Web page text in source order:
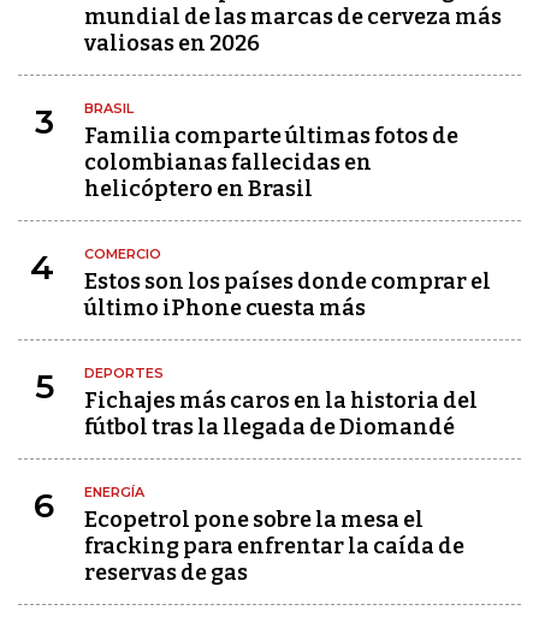
mundial de las marcas de cerveza más
valiosas en 2026
3 BRASIL
Familia comparte últimas fotos de
colombianas fallecidas en
helicóptero en Brasil
4 COMERCIO
Estos son los países donde comprar el
último iPhone cuesta más
5 DEPORTES
Fichajes más caros en la historia del
fútbol tras la llegada de Diomandé
6 ENERGÍA
Ecopetrol pone sobre la mesa el
fracking para enfrentar la caída de
reservas de gas